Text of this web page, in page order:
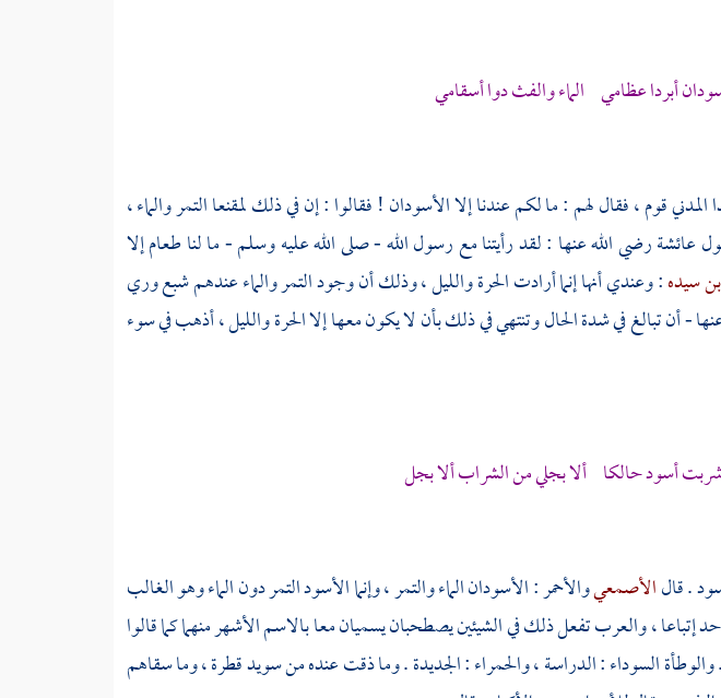
أبردا عظامي الماء والفث دوا أسقامي
المدنيقوم ، فقال لهم : ما لكم عندنا إلا الأسودان ! فقالوا : إن في ذلك لمقنعا التمر والماء ،
عائشةرضي الله عنها : لقد رأيتنا مع رسول الله - صلى الله عليه وسلم - ما لنا طعام إلا
سيده: وعندي أنها إنما أرادت الحرة والليل ، وذلك أن وجود التمر والماء عندهم شبع وري
- أن تبالغ في شدة الحال وتنتهي في ذلك بأن لا يكون معها إلا الحرة والليل ، أذهب في سوء
شربت أسود حالكا ألا بجلي من الشراب ألا بجل
. قالالأصمعيوالأحمر: الأسودان الماء والتمر ، وإنما الأسود التمر دون الماء وهو الغالب
إتباعا ، والعرب تفعل ذلك في الشيئين يصطحبان يسميان معا بالاسم الأشهر منهما كما قالوا
السوداء : الدراسة ، والحمراء : الجديدة . وما ذقت عنده من سويد قطرة ، وما سقاهم